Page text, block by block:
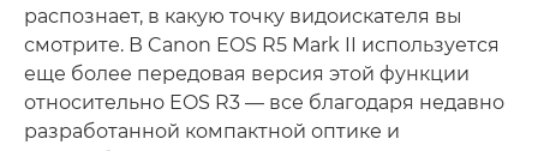
распознает, в какую точку видоискателя вы
смотрите. В Canon EOS R5 Mark II используется
еще более передовая версия этой функции
относительно EOS R3 — все благодаря недавно
разработанной компактной оптике и